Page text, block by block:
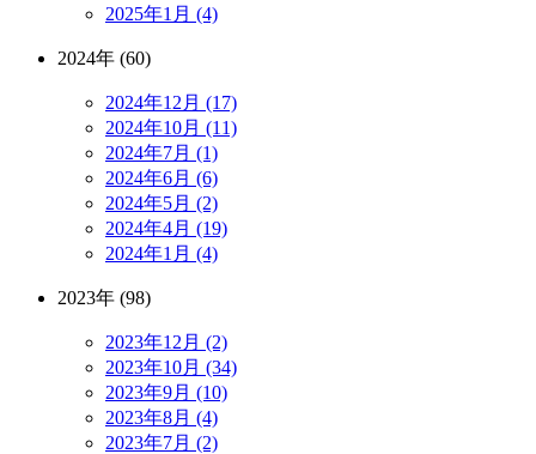
2025年1月 (4)
2024年 (60)
2024年12月 (17)
2024年10月 (11)
2024年7月 (1)
2024年6月 (6)
2024年5月 (2)
2024年4月 (19)
2024年1月 (4)
2023年 (98)
2023年12月 (2)
2023年10月 (34)
2023年9月 (10)
2023年8月 (4)
2023年7月 (2)